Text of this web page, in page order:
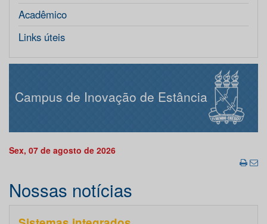
Acadêmico
Links úteis
Campus de Inovação de Estância
Sex, 07 de agosto de 2026
Nossas notícias